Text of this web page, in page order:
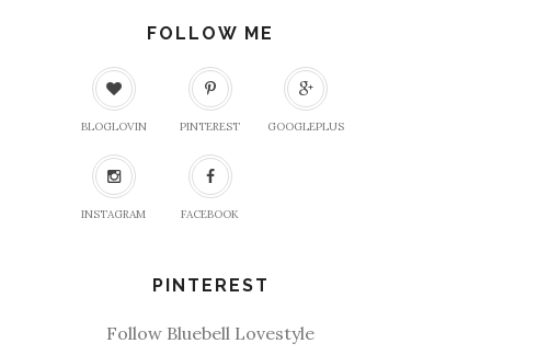
FOLLOW ME
BLOGLOVIN PINTEREST GOOGLEPLUS
INSTAGRAM FACEBOOK
PINTEREST
Follow Bluebell Lovestyle